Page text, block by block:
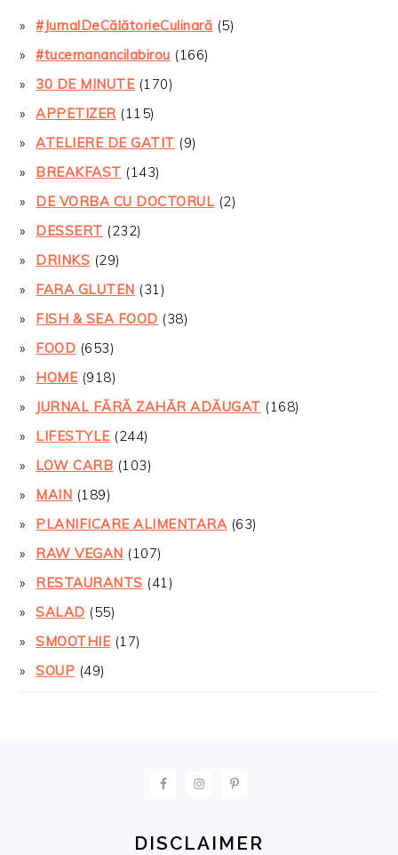
#JurnalDeCălătorieCulinară (5)
#tucemanancilabirou (166)
30 DE MINUTE(170)
APPETIZER (115)
ATELIERE DE GATIT (9)
BREAKFAST (143)
DE VORBA CU DOCTORUL (2)
DESSERT (232)
DRINKS (29)
FARA GLUTEN (31)
FISH & SEA FOOD (38)
FOOD (653)
HOME(918)
JURNAL FĂRĂ ZAHĂR ADĂUGAT (168)
LIFESTYLE(244)
LOW CARB (103)
MAIN (189)
PLANIFICARE ALIMENTARA (63)
RAW VEGAN (107)
RESTAURANTS (41)
SALAD (55)
SMOOTHIE(17)
SOUP (49)
DISCLAIMER